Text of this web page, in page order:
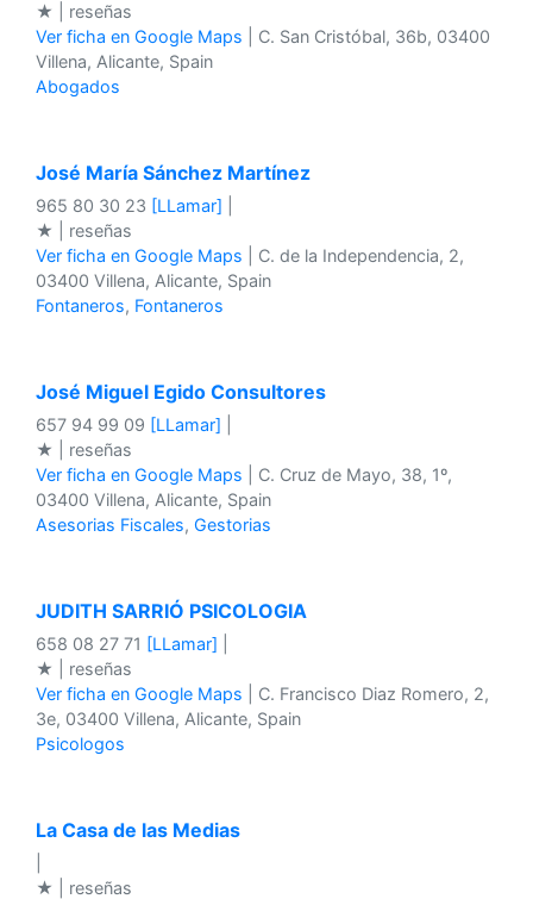
★ | reseñas
Ver ficha en Google Maps | C. San Cristóbal, 36b, 03400
Villena, Alicante, Spain
Abogados
José María Sánchez Martínez
965 80 30 23 [LLamar]
★ | reseñas
Ver ficha en Google Maps | C. de la Independencia, 2,
03400 Villena, Alicante, Spain
Fontaneros, Fontaneros
José Miguel Egido Consultores
657 94 99 09 [LLamar]
★ | reseñas
Ver ficha en Google Maps | C. Cruz de Mayo, 38, 1º,
03400 Villena, Alicante, Spain
Asesorias Fiscales, Gestorias
JUDITH SARRIÓ PSICOLOGIA
658 08 27 71 [LLamar]
★ | reseñas
Ver ficha en Google Maps | C. Francisco Diaz Romero, 2,
3e, 03400 Villena, Alicante, Spain
Psicologos
La Casa de las Medias
★ | reseñas